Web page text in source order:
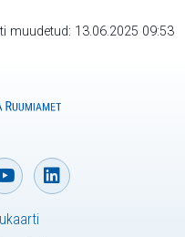
muudetud: 13.06.2025 09:53